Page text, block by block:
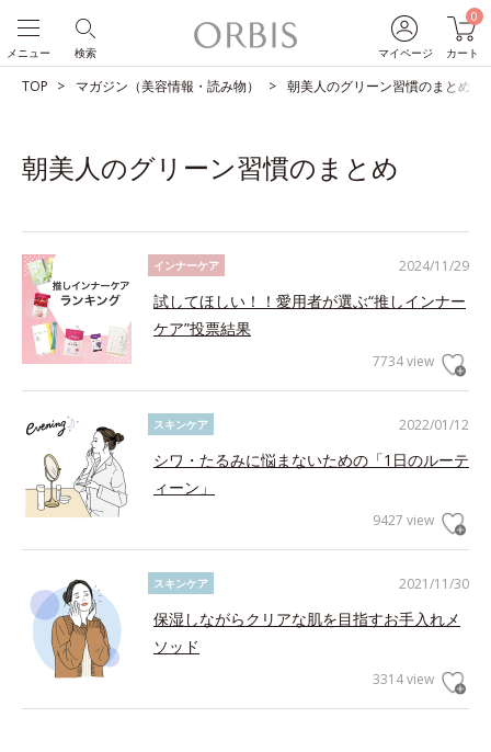
マイページ
0
カート
検索
メニュー
TOP マガジン（美容情報・読み物） 朝美人のグリーン習慣のまとめ
朝美人のグリーン習慣のまとめ
2024/11/29
インナーケア
試してほしい！！愛用者が選ぶ“推しインナー
ケア”投票結果
7734 view
2022/01/12
スキンケア
シワ・たるみに悩まないための「1日のルーテ
ィーン」
9427 view
2021/11/30
スキンケア
保湿しながらクリアな肌を目指すお手入れメ
ソッド
3314 view